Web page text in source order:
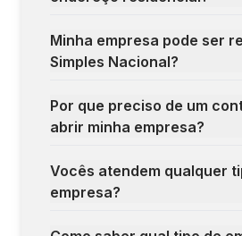
Minha empresa pode ser
Simples Nacional?
Por que preciso de um
abrir minha empresa?
Vocês atendem qualquer
empresa?